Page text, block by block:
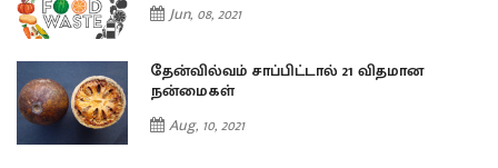
Jun, 08, 2021
தேன்வில்வம் சாப்பிட்டால் 21 விதமான
நன்மைகள்
Aug, 10, 2021